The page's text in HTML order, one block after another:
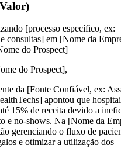
[processo específico, ex:
consultas] em [Nome da
do Prospect]
do Prospect],
da [Fonte Confiável, ex:
apontou que
15% de receita devido a
e no-shows. Na [Nome da
gerenciando o fluxo de
e otimizar a utilização dos